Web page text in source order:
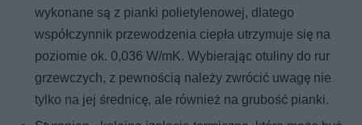
wykonane są z pianki polietylenowej, dlatego
współczynnik przewodzenia ciepła utrzymuje się na
poziomie ok. 0,036 W/mK. Wybierając otuliny do rur
grzewczych, z pewnością należy zwrócić uwagę nie
tylko na jej średnicę, ale również na grubość pianki.